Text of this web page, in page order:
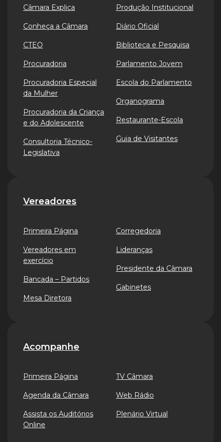
Câmara Explica
Conheça a Câmara
CTEO
Procuradoria
Procuradoria Especial
da Mulher
Procuradoria da Criança
e do Adolescente
Consultoria Técnico-
Legislativa
Produção Institucional
Diário Oficial
Biblioteca e Pesquisa
Parlamento Jovem
Escola do Parlamento
Organograma
Restaurante-Escola
Guia de Visitantes
Vereadores
Primeira Página
Vereadores em
exercício
Bancada – Partidos
Mesa Diretora
Corregedoria
Lideranças
Presidente da Câmara
Gabinetes
Acompanhe
Primeira Página
Agenda da Câmara
Assista os Auditórios
Online
TV Câmara
Web Rádio
Plenário Virtual